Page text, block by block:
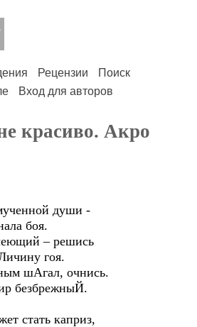
Рецензии
Поиск
Вход для авторов
красиво. Акро
души -
боя.
– решись
гоя.
шАгал, очнись.
безбрежныЙ.
стать каприз,